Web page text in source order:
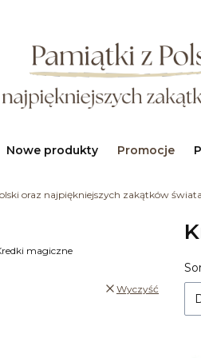
Nowe produkty Promocje
oraz najpiękniejszych zakątków świata
magiczne
Wyczyść